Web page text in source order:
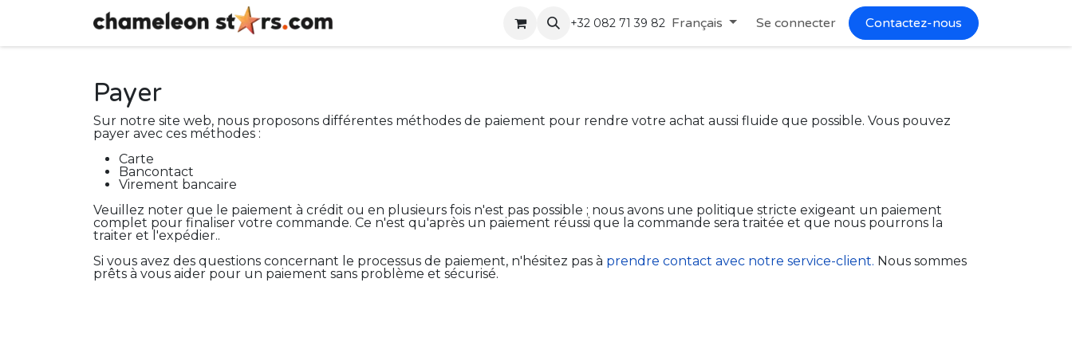
Se rendre au contenu
Contactez-nous +32 082 71 39 82 Français Se connecter Contactez-nous
Payer
Sur notre site web, nous proposons différentes méthodes de paiement pour rendre votre achat aussi fluide que possible. Vous pouvez
payer avec ces méthodes :
Carte
Bancontact
Virement bancaire
Veuillez noter que le paiement à crédit ou en plusieurs fois n'est pas possible ; nous avons une politique stricte exigeant un paiement
complet pour finaliser votre commande. Ce n'est qu'après un paiement réussi que la commande sera traitée et que nous pourrons la
traiter et l'expédier..
Si vous avez des questions concernant le processus de paiement, n'hésitez pas à prendre contact avec notre service-client. Nous sommes
prêts à vous aider pour un paiement sans problème et sécurisé.